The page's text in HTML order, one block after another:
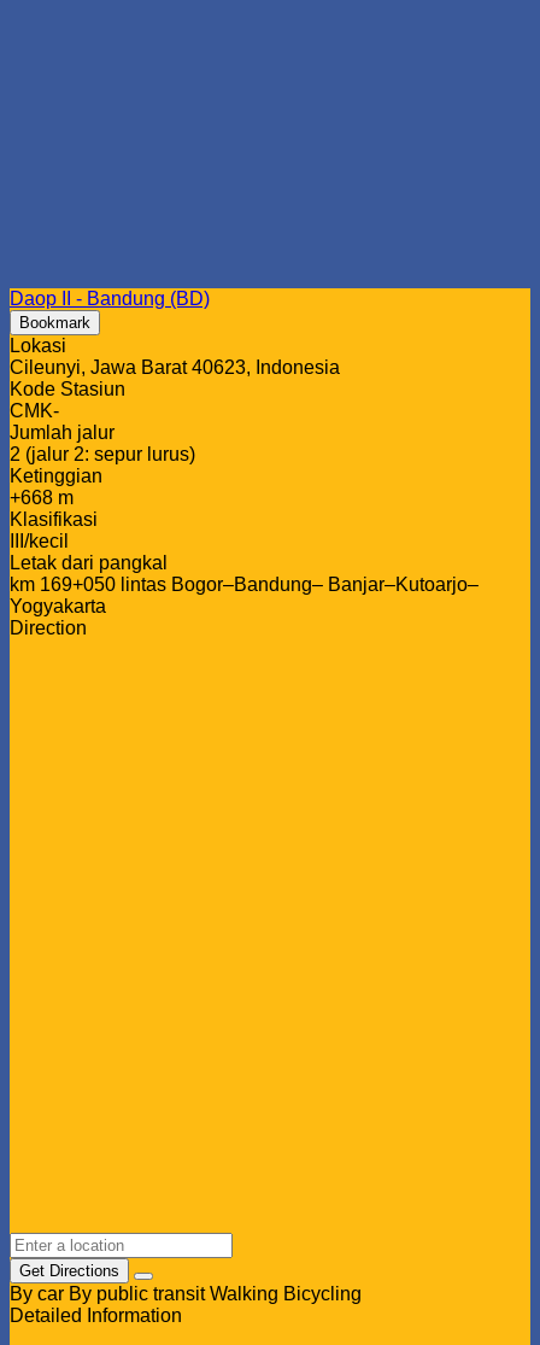
Daop II - Bandung (BD)
Bookmark
Lokasi
Cileunyi, Jawa Barat 40623, Indonesia
Kode Stasiun
CMK-
Jumlah jalur
2 (jalur 2: sepur lurus)
Ketinggian
+668 m
Klasifikasi
III/kecil
Letak dari pangkal
km 169+050 lintas Bogor–Bandung– Banjar–Kutoarjo–
Yogyakarta
Direction
Get Directions
By car By public transit Walking Bicycling
Detailed Information